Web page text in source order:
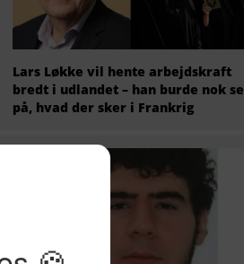
Lars Løkke vil hente arbejdskraft
bredt i udlandet – han burde nok se
på, hvad der sker i Frankrig